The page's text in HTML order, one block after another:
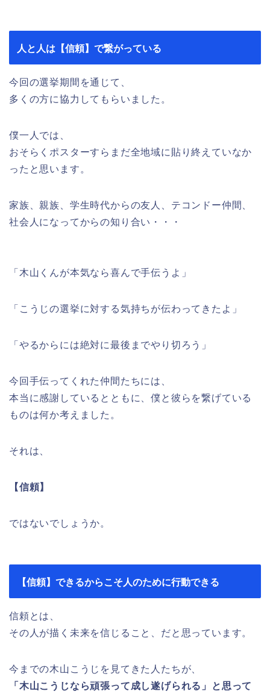
人と人は【信頼】で繋がっている
今回の選挙期間を通じて、
多くの方に協力してもらいました。
僕一人では、
おそらくポスターすらまだ全地域に貼り終えていなか
ったと思います。
家族、親族、学生時代からの友人、テコンドー仲間、
社会人になってからの知り合い・・・
「木山くんが本気なら喜んで手伝うよ」
「こうじの選挙に対する気持ちが伝わってきたよ」
「やるからには絶対に最後までやり切ろう」
今回手伝ってくれた仲間たちには、
本当に感謝しているとともに、僕と彼らを繋げている
ものは何か考えました。
それは、
【信頼】
ではないでしょうか。
【信頼】できるからこそ人のために行動できる
信頼とは、
その人が描く未来を信じること、だと思っています。
今までの木山こうじを見てきた人たちが、
「木山こうじなら頑張って成し遂げられる」と思って